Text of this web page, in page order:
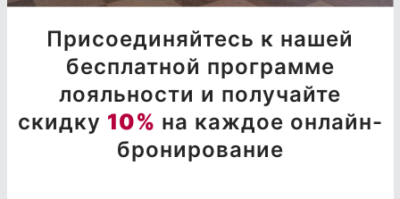
Присоединяйтесь к нашей
бесплатной программе
лояльности и получайте
скидку 10% на каждое онлайн-
бронирование